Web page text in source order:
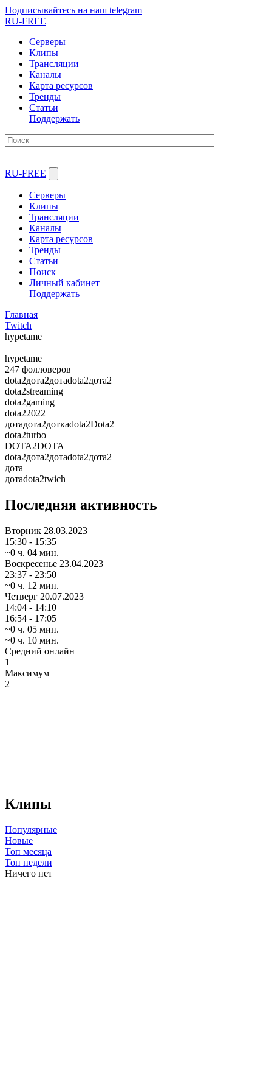
Подписывайтесь на наш telegram
RU-FREE
Серверы
Клипы
Трансляции
Каналы
Карта ресурсов
Тренды
Статьи
Поддержать
RU-FREE
Серверы
Клипы
Трансляции
Каналы
Карта ресурсов
Тренды
Статьи
Поиск
Личный кабинет
Поддержать
Главная
Twitch
hypetame
hypetame
247 фолловеров
dota2дота2дотаdota2дота2
dota2streaming
dota2gaming
dota22022
дотадота2доткаdota2Dota2
dota2turbo
DOTA2DOTA
dota2дота2дотаdota2дота2
дота
дотаdota2twich
Последняя активность
Вторник 28.03.2023
15:30 - 15:35
~0 ч. 04 мин.
Воскресенье 23.04.2023
23:37 - 23:50
~0 ч. 12 мин.
Четверг 20.07.2023
14:04 - 14:10
16:54 - 17:05
~0 ч. 05 мин.
~0 ч. 10 мин.
Средний онлайн
1
Максимум
2
Клипы
Популярные
Новые
Топ месяца
Топ недели
Ничего нет